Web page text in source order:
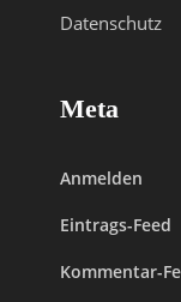
Datenschutz
Meta
Anmelden
Eintrags-Feed
Kommentar-